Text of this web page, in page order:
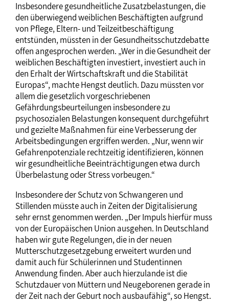
Insbesondere gesundheitliche Zusatzbelastungen, die
den überwiegend weiblichen Beschäftigten aufgrund
von Pflege, Eltern- und Teilzeitbeschäftigung
entstünden, müssten in der Gesundheitsschutzdebatte
offen angesprochen werden. „Wer in die Gesundheit der
weiblichen Beschäftigten investiert, investiert auch in
den Erhalt der Wirtschaftskraft und die Stabilität
Europas“, machte Hengst deutlich. Dazu müssten vor
allem die gesetzlich vorgeschriebenen
Gefährdungsbeurteilungen insbesondere zu
psychosozialen Belastungen konsequent durchgeführt
und gezielte Maßnahmen für eine Verbesserung der
Arbeitsbedingungen ergriffen werden. „Nur, wenn wir
Gefahrenpotenziale rechtzeitig identifizieren, können
wir gesundheitliche Beeinträchtigungen etwa durch
Überbelastung oder Stress vorbeugen.“
Insbesondere der Schutz von Schwangeren und
Stillenden müsste auch in Zeiten der Digitalisierung
sehr ernst genommen werden. „Der Impuls hierfür muss
von der Europäischen Union ausgehen. In Deutschland
haben wir gute Regelungen, die in der neuen
Mutterschutzgesetzgebung erweitert wurden und
damit auch für Schülerinnen und Studentinnen
Anwendung finden. Aber auch hierzulande ist die
Schutzdauer von Müttern und Neugeborenen gerade in
der Zeit nach der Geburt noch ausbaufähig“, so Hengst.